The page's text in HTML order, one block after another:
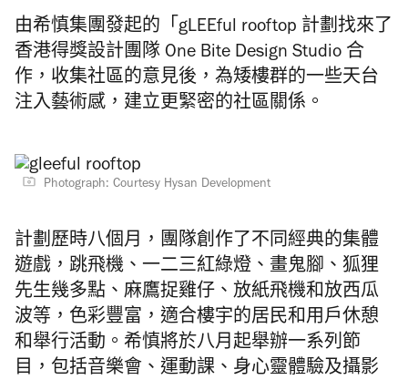
由希慎集團發起的「gLEEful rooftop 計劃找來了
香港得獎設計團隊 One Bite Design Studio 合
作，收集社區的意見後，為矮樓群的一些天台
注入藝術感，建立更緊密的社區關係。
Photograph: Courtesy Hysan Development
計劃歷時八個月，團隊創作了不同經典的集體
遊戲，跳飛機、一二三紅綠燈、畫鬼腳、狐狸
先生幾多點、麻鷹捉雞仔、放紙飛機和放西瓜
波等，色彩豐富，適合樓宇的居民和用戶休憩
和舉行活動。希慎將於八月起舉辦一系列節
目，包括音樂會、運動課、身心靈體驗及攝影